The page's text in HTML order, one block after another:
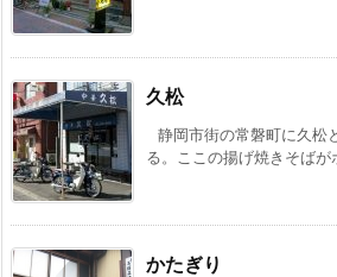
久松
静岡市街の常磐町に久松
る。ここの揚げ焼きそば
かたぎり